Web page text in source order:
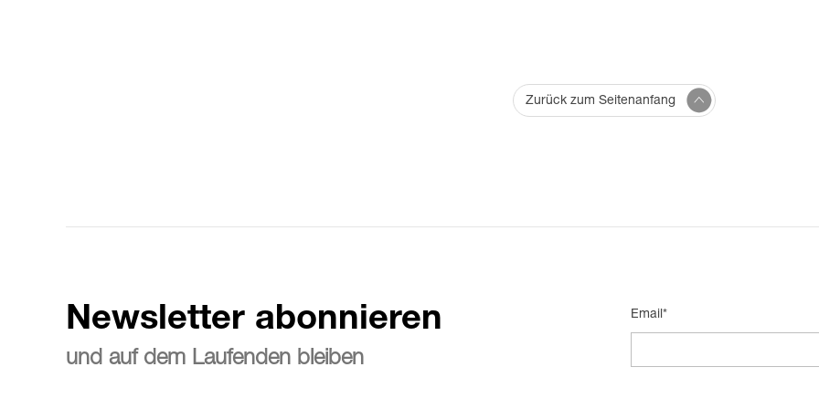
Zurück zum Seitenanfang
Newsletter abonnieren
und auf dem Laufenden bleiben
Email*